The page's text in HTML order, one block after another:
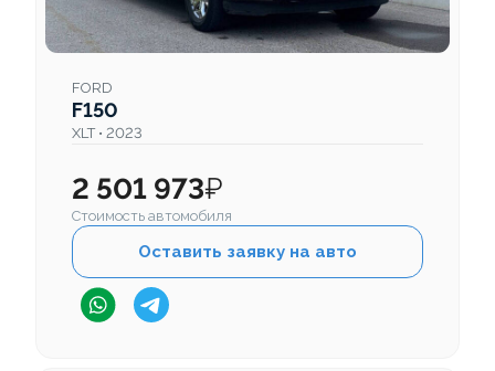
FORD
F150
XLT • 2023
2 501 973₽
Стоимость автомобиля
Оставить заявку на авто